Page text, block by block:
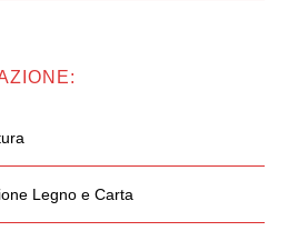
Legno e Carta